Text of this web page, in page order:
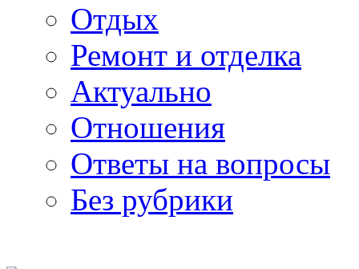
Отдых
Ремонт и отделка
Актуально
Отношения
Ответы на вопросы
Без рубрики